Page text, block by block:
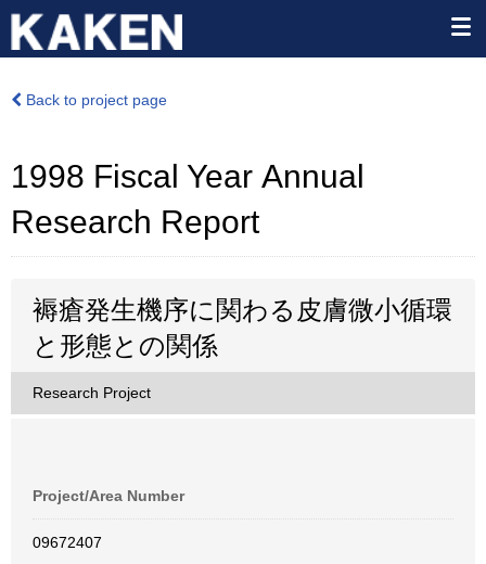
Back to project page
1998 Fiscal Year Annual
Research Report
褥瘡発生機序に関わる皮膚微小循環
と形態との関係
Research Project
Project/Area Number
09672407